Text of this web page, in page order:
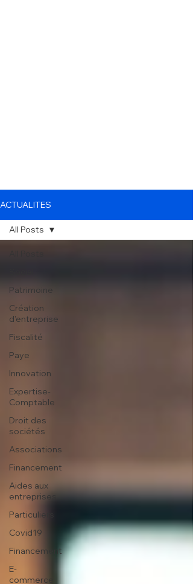
ACTUALITES
Patrimoine
Création
d'entreprise
Fiscalité
Paye
Innovation
Expertise-
Comptable
Droit des
sociétés
Associations
Financement
Aides aux
entreprises
Particuliers
Covid19
Financement
E-
commerce
All Posts